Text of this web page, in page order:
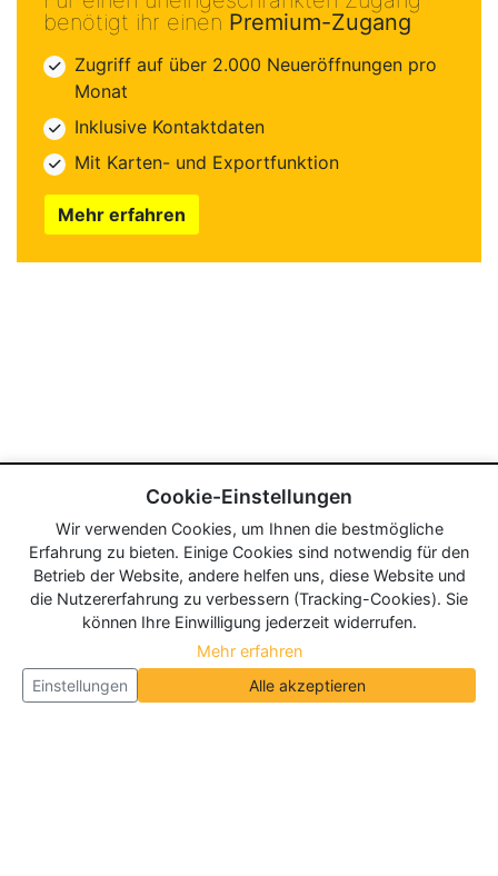
benötigt ihr einen Premium-Zugang
Zugriff auf über 2.000 Neueröffnungen pro
Monat
Inklusive Kontaktdaten
Mit Karten- und Exportfunktion
Mehr erfahren
Cookie-Einstellungen
Wir verwenden Cookies, um Ihnen die bestmögliche
Erfahrung zu bieten. Einige Cookies sind notwendig für den
Betrieb der Website, andere helfen uns, diese Website und
die Nutzererfahrung zu verbessern (Tracking-Cookies). Sie
können Ihre Einwilligung jederzeit widerrufen.
Mehr erfahren
Einstellungen
Alle akzeptieren